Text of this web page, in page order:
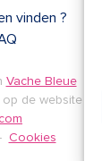
vinden ?
Vache Bleue
de website
Cookies